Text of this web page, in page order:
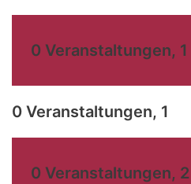
0 Veranstaltungen, 1
0 Veranstaltungen, 1
0 Veranstaltungen, 2